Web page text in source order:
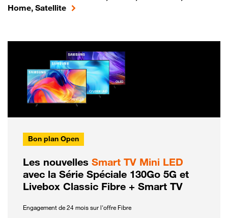
Home, Satellite
Bon plan Open
Les nouvelles Smart TV Mini LED
avec la Série Spéciale 130Go 5G et
Livebox Classic Fibre + Smart TV
Engagement de 24 mois sur l'offre Fibre